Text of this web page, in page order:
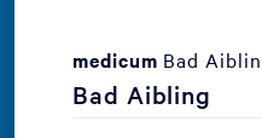
medicum Bad
Bad Aibling